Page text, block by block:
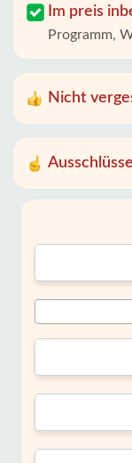
Im preis
Programm,
Nicht
Ausschlüsse